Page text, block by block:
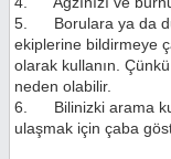
5. Borulara ya da
ekiplerine bildirmeye
olarak kullanın.
neden olabilir.
6. Bilinizki arama
ulaşmak için çaba